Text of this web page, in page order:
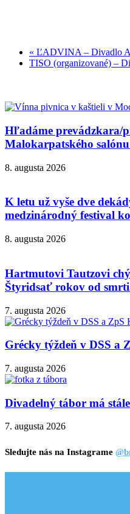
« ĽADVINA – Divadlo
TISO (organizované) –
Hľadáme prevádzkara/
Malokarpatského
8. augusta 2026
K letu už vyše dve
medzinárodný festival
8. augusta 2026
Hartmutovi Tautzovi
Štyridsať rokov od
7. augusta 2026
Grécky týždeň v DSS a
7. augusta 2026
Divadelný tábor má
7. augusta 2026
Sledujte nás na Instagrame